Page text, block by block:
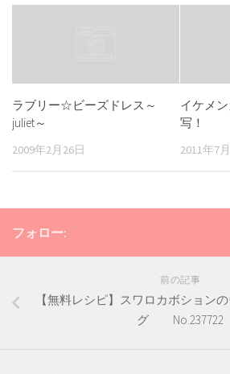
ラブリー☆ビーズドレス～
juliet～
2009年2月26日
イケメ
写！
2011年7
フォロー:
前の記事
【無料レシピ】スワロカボション
グ No.237722